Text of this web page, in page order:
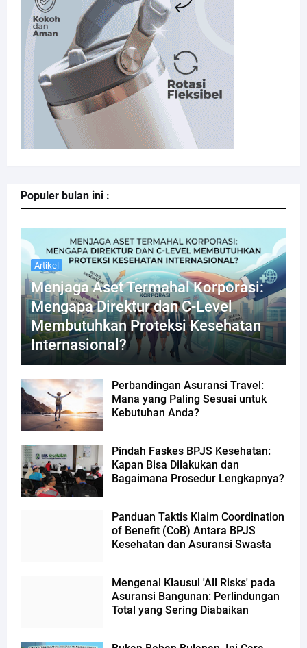
Populer bulan ini :
Artikel
Menjaga Aset Termahal Korporasi:
Mengapa Direktur dan C-Level
Membutuhkan Proteksi Kesehatan
Internasional?
Perbandingan Asuransi Travel:
Mana yang Paling Sesuai untuk
Kebutuhan Anda?
Pindah Faskes BPJS Kesehatan:
Kapan Bisa Dilakukan dan
Bagaimana Prosedur Lengkapnya?
Panduan Taktis Klaim Coordination
of Benefit (CoB) Antara BPJS
Kesehatan dan Asuransi Swasta
Mengenal Klausul 'All Risks' pada
Asuransi Bangunan: Perlindungan
Total yang Sering Diabaikan